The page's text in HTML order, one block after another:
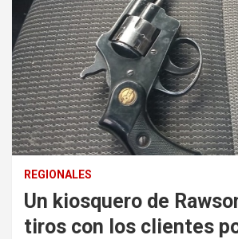
REGIONALES
Un kiosquero de
tiros con los clientes